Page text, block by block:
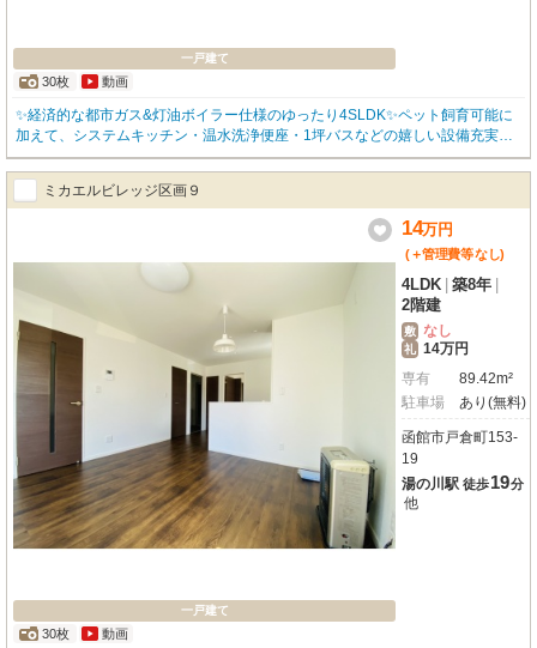
一戸建て
30枚 動画
✨経済的な都市ガス&灯油ボイラー仕様のゆったり4SLDK✨ペット飼育可能に
加えて、システムキッチン・温水洗浄便座・1坪バスなどの嬉しい設備充実★
家具家電レンタルプラン有★ お問い合わせは 函館地域 物件取扱件数№１の
「アパマンショップ函館松風店」0138-83-8665まで(^^♪
ミカエルビレッジ区画９
一戸建て
30枚 動画
14万円
(＋管理費等なし)
4LDK 築8年
2階建
敷 なし
礼 14万円
専有
89.42m²
駐車場
あり(無料)
函館市戸倉町153-
19
湯の川駅 徒歩19分
他